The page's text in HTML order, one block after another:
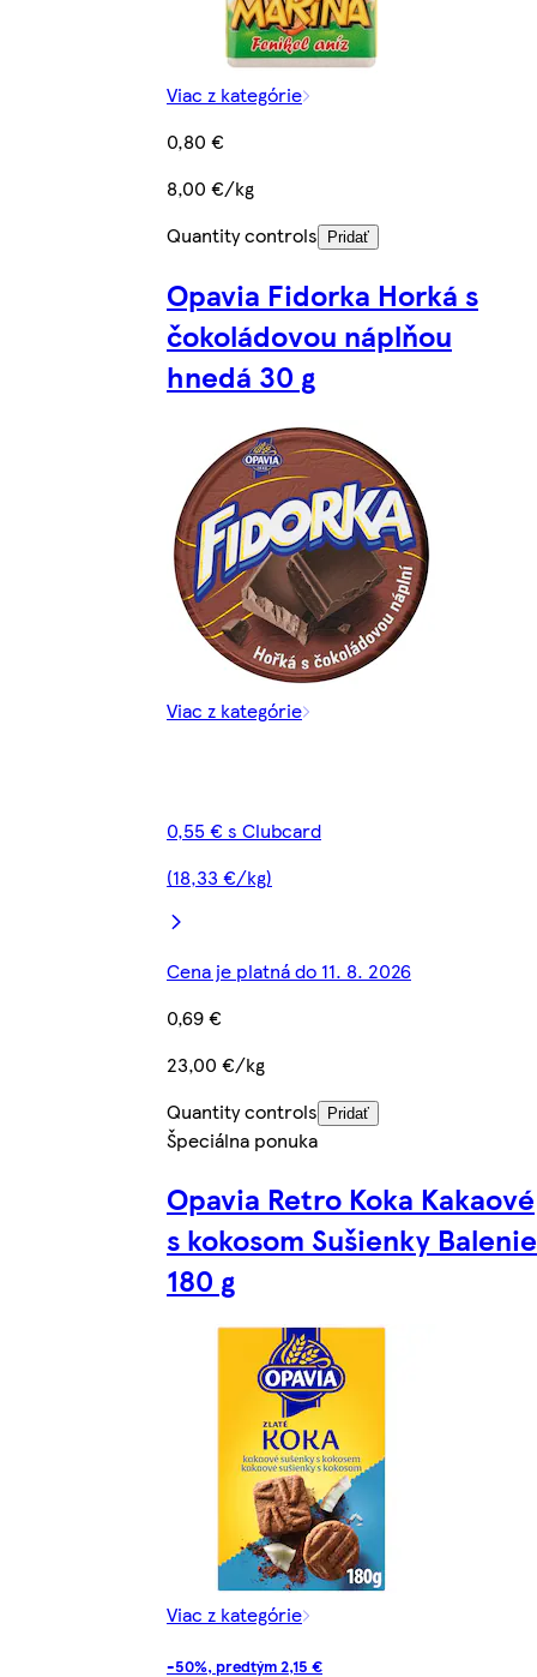
Viac z kategórie
0,80 €
8,00 €/kg
Quantity controls
Pridať
Opavia Fidorka Horká s
čokoládovou náplňou
hnedá 30 g
Viac z kategórie
0,55 € s Clubcard
(18,33 €/kg)
Cena je platná do 11. 8. 2026
0,69 €
23,00 €/kg
Quantity controls
Pridať
Špeciálna ponuka
Opavia Retro Koka Kakaové
s kokosom Sušienky Balenie
180 g
Viac z kategórie
-50%, predtým 2,15 €